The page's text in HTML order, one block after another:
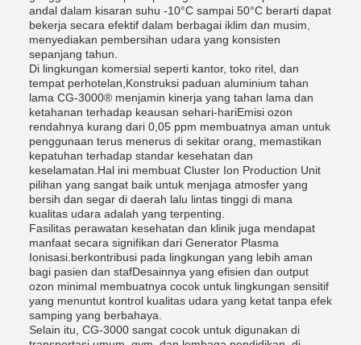
andal dalam kisaran suhu -10°C sampai 50°C berarti dapat
bekerja secara efektif dalam berbagai iklim dan musim,
menyediakan pembersihan udara yang konsisten
sepanjang tahun.
Di lingkungan komersial seperti kantor, toko ritel, dan
tempat perhotelan,Konstruksi paduan aluminium tahan
lama CG-3000® menjamin kinerja yang tahan lama dan
ketahanan terhadap keausan sehari-hariEmisi ozon
rendahnya kurang dari 0,05 ppm membuatnya aman untuk
penggunaan terus menerus di sekitar orang, memastikan
kepatuhan terhadap standar kesehatan dan
keselamatan.Hal ini membuat Cluster Ion Production Unit
pilihan yang sangat baik untuk menjaga atmosfer yang
bersih dan segar di daerah lalu lintas tinggi di mana
kualitas udara adalah yang terpenting.
Fasilitas perawatan kesehatan dan klinik juga mendapat
manfaat secara signifikan dari Generator Plasma
Ionisasi.berkontribusi pada lingkungan yang lebih aman
bagi pasien dan stafDesainnya yang efisien dan output
ozon minimal membuatnya cocok untuk lingkungan sensitif
yang menuntut kontrol kualitas udara yang ketat tanpa efek
samping yang berbahaya.
Selain itu, CG-3000 sangat cocok untuk digunakan di